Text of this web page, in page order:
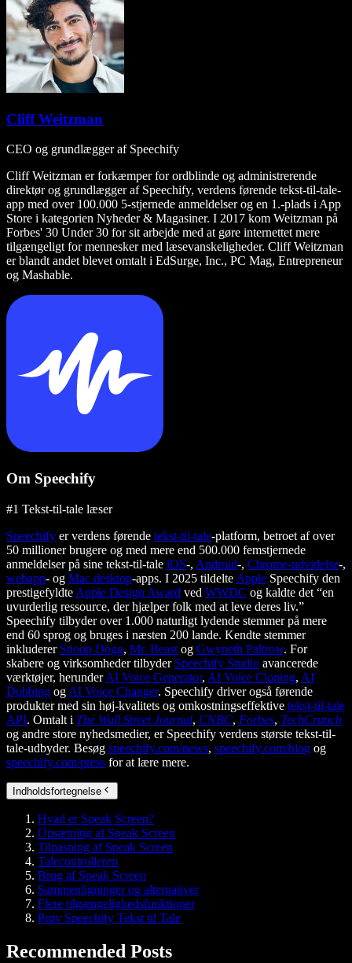
Cliff Weitzman
CEO og grundlægger af Speechify
Cliff Weitzman er forkæmper for ordblinde og administrerende
direktør og grundlægger af Speechify, verdens førende tekst-til-tale-
app med over 100.000 5-stjernede anmeldelser og en 1.-plads i App
Store i kategorien Nyheder & Magasiner. I 2017 kom Weitzman på
Forbes' 30 Under 30 for sit arbejde med at gøre internettet mere
tilgængeligt for mennesker med læsevanskeligheder. Cliff Weitzman
er blandt andet blevet omtalt i EdSurge, Inc., PC Mag, Entrepreneur
og Mashable.
Om Speechify
#1 Tekst-til-tale læser
Speechify er verdens førende tekst-til-tale-platform, betroet af over
50 millioner brugere og med mere end 500.000 femstjernede
anmeldelser på sine tekst-til-tale iOS-, Android-, Chrome-udvidelse-,
webapp- og Mac desktop-apps. I 2025 tildelte Apple Speechify den
prestigefyldte Apple Design Award ved WWDC og kaldte det “en
uvurderlig ressource, der hjælper folk med at leve deres liv.”
Speechify tilbyder over 1.000 naturligt lydende stemmer på mere
end 60 sprog og bruges i næsten 200 lande. Kendte stemmer
inkluderer Snoop Dogg, Mr. Beast og Gwyneth Paltrow. For
skabere og virksomheder tilbyder Speechify Studio avancerede
værktøjer, herunderAI Voice Generator, AI Voice Cloning, AI
Dubbing og AI Voice Changer. Speechify driver også førende
produkter med sin høj-kvalitets og omkostningseffektive tekst-til-tale
API. Omtalt i The Wall Street Journal, CNBC, Forbes, TechCrunch
og andre store nyhedsmedier, er Speechify verdens største tekst-til-
tale-udbyder. Besøg speechify.com/news, speechify.com/blog og
speechify.com/press for at lære mere.
Indholdsfortegnelse
Hvad er Speak Screen?
Opsætning af Speak Screen
Tilpasning af Speak Screen
Talecontrolleren
Brug af Speak Screen
Sammenligninger og alternativer
Flere tilgængelighedsfunktioner
Prøv Speechify Tekst til Tale
Recommended Posts